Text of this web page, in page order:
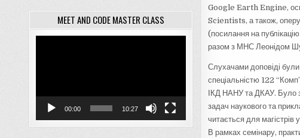
Google Earth Engine,
Scientists, а також,
(посилання на
разом з МНС Леонідом
Слухачами доповіді були
спеціальністю 122
ІКД НАНУ та ДКАУ. Було
задач наукового та
читається для магістрів
В рамках семінару,
MEET AND CODE MASTER CLASS
00:00 10:27